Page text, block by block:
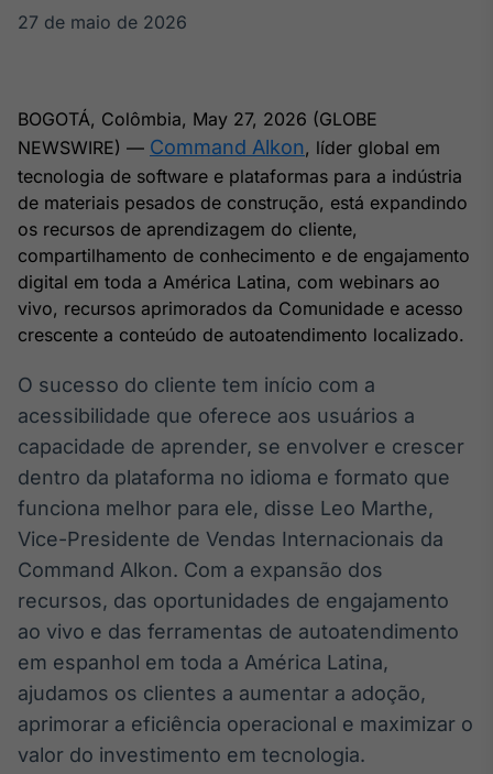
no Brasil
Broadcast
White Label
Plataforma para
conteúdos
personalizados
Soluções de Dados
e Conteúdos
OTC
Plataforma para
ativos
Datafeed
APIs para
integração de
dados
Broadcast
Ticker
Cotações e
headlines de
27 de maio de 2026
BOGOTÁ, Colômbia, May 27, 2026 (GLOBE
NEWSWIRE) — Command Alkon, líder global em
tecnologia de software e plataformas para a indústria
de materiais pesados de construção, está expandindo
os recursos de aprendizagem do cliente,
compartilhamento de conhecimento e de engajamento
digital em toda a América Latina, com webinars ao
vivo, recursos aprimorados da Comunidade e acesso
crescente a conteúdo de autoatendimento localizado.
O sucesso do cliente tem início com a
acessibilidade que oferece aos usuários a
capacidade de aprender, se envolver e crescer
dentro da plataforma no idioma e formato que
funciona melhor para ele, disse Leo Marthe,
Vice-Presidente de Vendas Internacionais da
Command Alkon. Com a expansão dos
recursos, das oportunidades de engajamento
ao vivo e das ferramentas de autoatendimento
em espanhol em toda a América Latina,
ajudamos os clientes a aumentar a adoção,
aprimorar a eficiência operacional e maximizar o
valor do investimento em tecnologia.